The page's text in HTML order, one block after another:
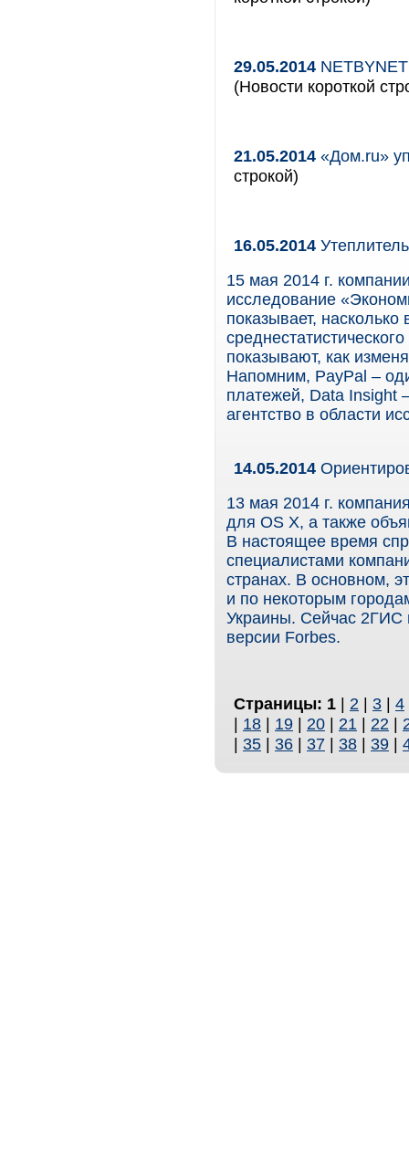
29.05.2014
(Новости короткой
21.05.2014 «Дом.ru»
строкой)
16.05.2014
15 мая 2014 г.
исследование
показывает,
показывают, как
Напомним, PayPal –
платежей, Data Insight
агентство в области
14.05.2014
13 мая 2014 г.
для OS X, а также
В настоящее время
специалистами
странах. В основном,
и по некоторым
Украины. Сейчас 2ГИС
версии Forbes.
Страницы: 1 | 2 | 3 | 4
| 18 | 19 | 20 | 21 | 22 |
| 35 | 36 | 37 | 38 | 39 |